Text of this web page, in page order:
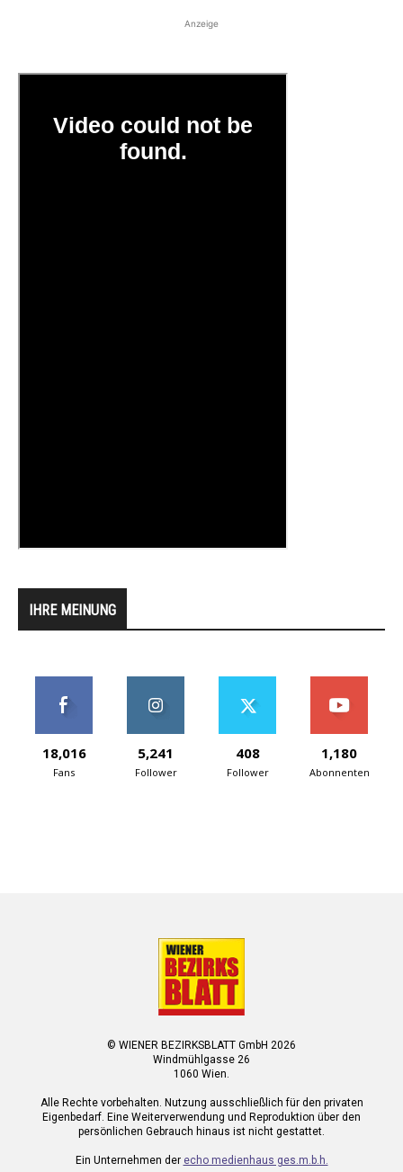
Anzeige
IHRE MEINUNG
18,016
Fans
5,241
Follower
408
Follower
1,180
Abonnenten
© WIENER BEZIRKSBLATT GmbH 2026
Windmühlgasse 26
1060 Wien.
Alle Rechte vorbehalten. Nutzung ausschließlich für den privaten
Eigenbedarf. Eine Weiterverwendung und Reproduktion über den
persönlichen Gebrauch hinaus ist nicht gestattet.
Ein Unternehmen der echo medienhaus ges.m.b.h.